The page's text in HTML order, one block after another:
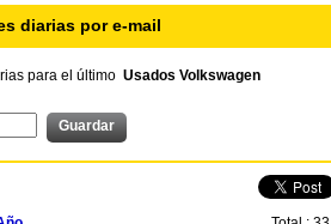
diarias por e-mail
para el último Usados Volkswagen